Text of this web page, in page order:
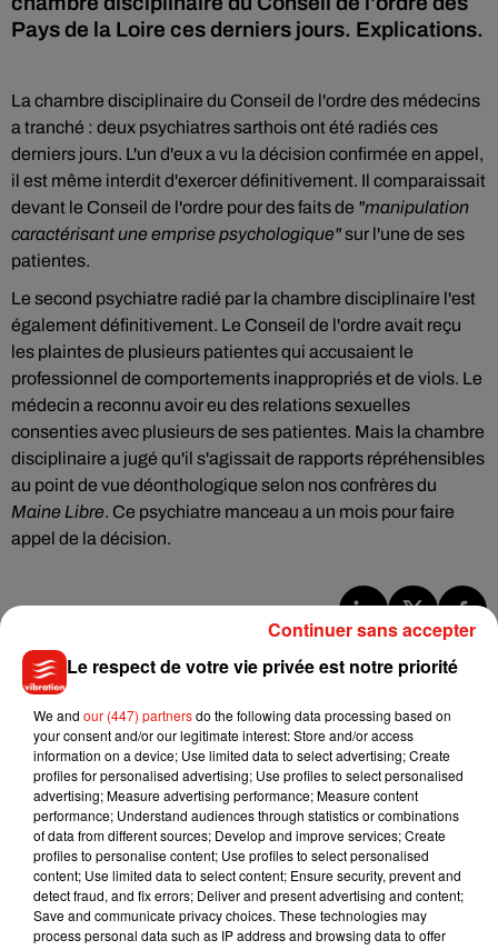
Pays de la Loire ces derniers jours. Explications.
La chambre disciplinaire du Conseil de l'ordre des médecins
a tranché : deux psychiatres sarthois ont été radiés ces
derniers jours. L'un d'eux a vu la décision confirmée en appel,
il est même interdit d'exercer définitivement. Il comparaissait
devant le Conseil de l'ordre pour des faits de "manipulation
caractérisant une emprise psychologique"sur l'une de ses
patientes.
Le second psychiatre radié par la chambre disciplinaire l'est
également définitivement. Le Conseil de l'ordre avait reçu
les plaintes de plusieurs patientes qui accusaient le
professionnel de comportements inappropriés et de viols. Le
médecin a reconnu avoir eu des relations sexuelles
consenties avec plusieurs de ses patientes. Mais la chambre
disciplinaire a jugé qu'il s'agissait de rapports répréhensibles
au point de vue déonthologique selon nos confrères du
Maine Libre. Ce psychiatre manceau a un mois pour faire
appel de la décision.
Musique
5 août 2026
Benny Blanco invite Selena Gomez et
Becky G sur son nouveau single
4 août 2026
Tiny Desk invite Charlie Puth pour une
live session solaire
Le respect de votre vie privée est notre priorité
We and our (447) partnersdo the following data processing based on
your consent and/or our legitimate interest: Store and/or access
information on a device; Use limited data to select advertising; Create
profiles for personalised advertising; Use profiles to select personalised
advertising; Measure advertising performance; Measure content
performance; Understand audiences through statistics or combinations
of data from different sources; Develop and improve services; Create
profiles to personalise content; Use profiles to select personalised
content; Use limited data to select content; Ensure security, prevent and
detect fraud, and fix errors; Deliver and present advertising and content;
Save and communicate privacy choices. These technologies may
process personal data such as IP address and browsing data to offer
Continuer sans accepter